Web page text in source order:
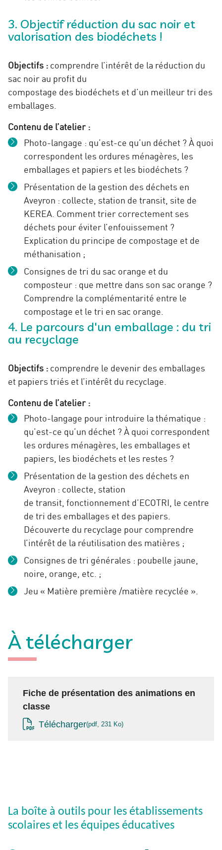
3. Objectif réduction du sac noir et
valorisation des biodéchets !
Objectifs : comprendre l’intérêt de la réduction du
sac noir au profit du
compostage des biodéchets et d’un meilleur tri des
emballages.
Contenu de l’atelier :
Photo-langage : qu’est-ce qu’un déchet ? À quoi
correspondent les ordures ménagères, les
emballages et papiers et les biodéchets ?
Présentation de la gestion des déchets en
Aveyron : collecte, station de transit, site de
KEREA. Comment trier correctement ses
déchets pour éviter l’enfouissement ?
Explication du principe de compostage et de
méthanisation ;
Consignes de tri du sac orange et du
composteur : que mettre dans son sac orange ?
Comprendre la complémentarité entre le
compostage et le tri en sac orange.
4. Le parcours d'un emballage : du tri
au recyclage
Objectifs : comprendre le devenir des emballages
et papiers triés et l’intérêt du recyclage.
Contenu de l’atelier :
Photo-langage pour introduire la thématique :
qu’est-ce qu’un déchet ? À quoi correspondent
les ordures ménagères, les emballages et
papiers, les biodéchets et les restes ?
Présentation de la gestion des déchets en
Aveyron : collecte, station
de transit, fonctionnement d’ECOTRI, le centre
de tri des emballages et des papiers.
Découverte du recyclage pour comprendre
l’intérêt de la réutilisation des matières ;
Consignes de tri générales : poubelle jaune,
noire, orange, etc. ;
Jeu « Matière première /matière recyclée ».
À télécharger
Fiche de présentation des animations en
classe
Télécharger pdf, 231 Ko
La boîte à outils pour les établissements
scolaires et les équipes éducatives